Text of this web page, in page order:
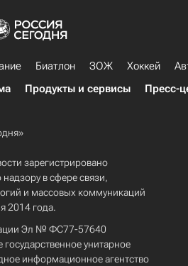
Биатлон ЗОЖ Хоккей
Продукты и сервисы Пресс-
зарегистрировано
в сфере связи,
и массовых коммуникаций
2014 года.
Эл № ФС77-57640
унитарное
информационное агентство